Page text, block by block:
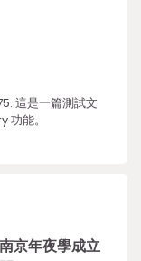
這是一篇測試文
能。
京年夜學成立